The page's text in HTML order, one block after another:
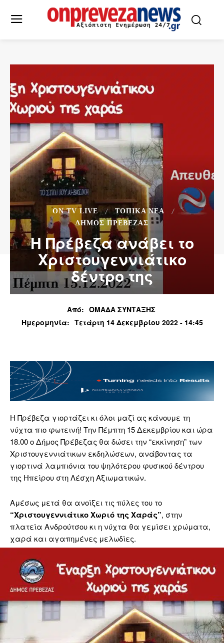
ON TV LIVE
ΤΟΠΙΚΆ ΝΈΑ
ΔΉΜΟΣ ΠΡΈΒΕΖΑΣ
Η Πρέβεζα ανάβει το
Χριστουγεννιάτικο
δέντρο της
Από: ΟΜΑΔΑ ΣΥΝΤΑΞΗΣ
Ημερομηνία: Τετάρτη 14 Δεκεμβρίου 2022 - 14:45
Η Πρέβεζα γιορτάζει κι όλοι μαζί ας κάνουμε τη
νύχτα πιο φωτεινή! Την Πέμπτη 15 Δεκεμβρίου και ώρα
18.00 ο Δήμος Πρέβεζας θα δώσει την “εκκίνηση” των
Χριστουγεννιάτικων εκδηλώσεων, ανάβοντας τα
γιορτινά λαμπιόνια του ψηλότερου φυσικού δέντρου
της Ηπείρου στη Λέσχη Αξιωματικών.
Αμέσως μετά θα ανοίξει τις πύλες του το
“Χριστουγεννιάτικο Χωριό της Χαράς”, στην
πλατεία Ανδρούτσου κι η νύχτα θα γεμίσει χρώματα,
χαρά και αγαπημένες μελωδίες.